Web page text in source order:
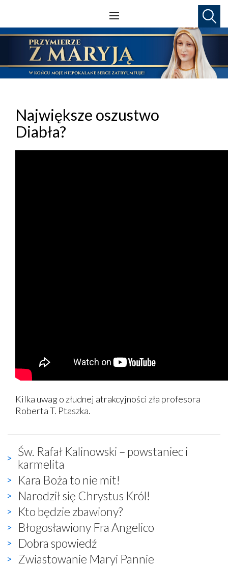
Największe oszustwo
Diabła?
Kilka uwag o złudnej atrakcyjności zła profesora
Roberta T. Ptaszka.
Św. Rafał Kalinowski – powstaniec i
karmelita
Kara Boża to nie mit!
Narodził się Chrystus Król!
Kto będzie zbawiony?
Błogosławiony Fra Angelico
Dobra spowiedź
Zwiastowanie Maryi Pannie